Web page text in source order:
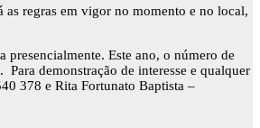
regras em vigor no momento e no local,
presencialmente. Este ano, o número de
demonstração de interesse e qualquer
378 e Rita Fortunato Baptista –